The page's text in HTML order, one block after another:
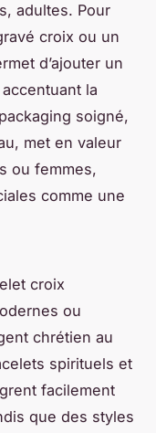
adultes. Pour
croix ou un
d’ajouter un
la
soigné,
met en valeur
ou femmes,
comme une
croix
ou
chrétien au
spirituels et
facilement
que des styles